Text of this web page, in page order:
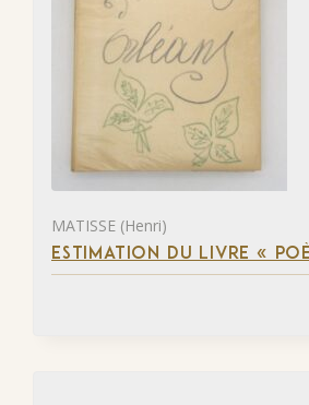
MATISSE (Henri)
ESTIMATION DU LIVRE «